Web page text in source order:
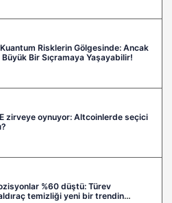
Risklerin Gölgesinde: Ancak
Bir Sıçramaya Yaşayabilir!
zirveye oynuyor: Altcoinlerde seçici
%60 düştü: Türev
temizliği yeni bir trendin